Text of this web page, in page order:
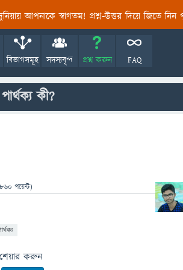
আপনাকে স্বাগতম! প্রশ্ন-উত্তর দিয়ে জিতে নিন
বিভাগসমূহ সদস্যবৃন্দ প্রশ্ন করুন FAQ
কী?
পয়েন্ট)
শেয়ার করুন